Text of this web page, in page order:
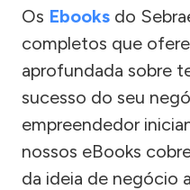
Os Ebooks do
completos que
aprofundada sobre
sucesso do seu
empreendedor
nossos eBooks
da ideia de negócio